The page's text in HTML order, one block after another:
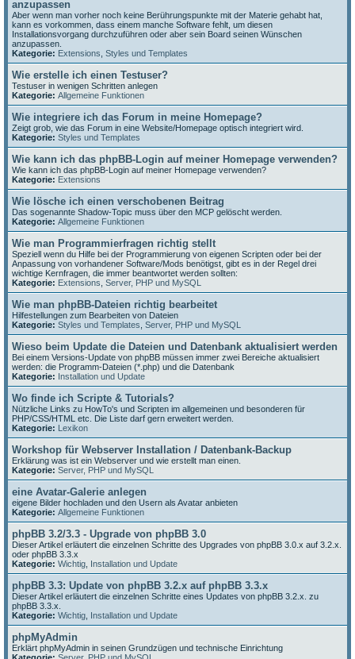
anzupassen
Aber wenn man vorher noch keine Berührungspunkte mit der Materie gehabt hat,
kann es vorkommen, dass einem manche Software fehlt, um diesen
Installationsvorgang durchzuführen oder aber sein Board seinen Wünschen
anzupassen.
Kategorie: Extensions Styles und Templates
Wie erstelle ich einen Testuser?
Testuser in wenigen Schritten anlegen
Kategorie: Allgemeine Funktionen
Wie integriere ich das Forum in meine Homepage?
Zeigt grob, wie das Forum in eine Website/Homepage optisch integriert wird.
Kategorie: Styles und Templates
Wie kann ich das phpBB-Login auf meiner Homepage verwenden?
Wie kann ich das phpBB-Login auf meiner Homepage verwenden?
Kategorie: Extensions
Wie lösche ich einen verschobenen Beitrag
Das sogenannte Shadow-Topic muss über den MCP gelöscht werden.
Kategorie: Allgemeine Funktionen
Wie man Programmierfragen richtig stellt
Speziell wenn du Hilfe bei der Programmierung von eigenen Scripten oder bei der
Anpassung von vorhandener Software/Mods benötigst, gibt es in der Regel drei
wichtige Kernfragen, die immer beantwortet werden sollten:
Kategorie: Extensions Server, PHP und MySQL
Wie man phpBB-Dateien richtig bearbeitet
Hilfestellungen zum Bearbeiten von Dateien
Kategorie: Styles und Templates Server, PHP und MySQL
Wieso beim Update die Dateien und Datenbank aktualisiert werden
Bei einem Versions-Update von phpBB müssen immer zwei Bereiche aktualisiert
werden: die Programm-Dateien (*.php) und die Datenbank
Kategorie: Installation und Update
Wo finde ich Scripte & Tutorials?
Nützliche Links zu HowTo's und Scripten im allgemeinen und besonderen für
PHP/CSS/HTML etc. Die Liste darf gern erweitert werden.
Kategorie: Lexikon
Workshop für Webserver Installation / Datenbank-Backup
Erklärung was ist ein Webserver und wie erstellt man einen.
Kategorie: Server, PHP und MySQL
eine Avatar-Galerie anlegen
eigene Bilder hochladen und den Usern als Avatar anbieten
Kategorie: Allgemeine Funktionen
phpBB 3.2/3.3 - Upgrade von phpBB 3.0
Dieser Artikel erläutert die einzelnen Schritte des Upgrades von phpBB 3.0.x auf 3.2.x.
oder phpBB 3.3.x
Kategorie: Wichtig Installation und Update
phpBB 3.3: Update von phpBB 3.2.x auf phpBB 3.3.x
Dieser Artikel erläutert die einzelnen Schritte eines Updates von phpBB 3.2.x. zu
phpBB 3.3.x.
Kategorie: Wichtig Installation und Update
phpMyAdmin
Erklärt phpMyAdmin in seinen Grundzügen und technische Einrichtung